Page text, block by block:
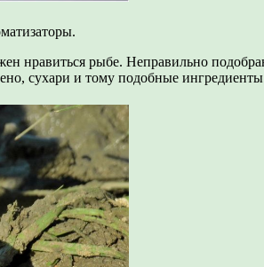
нравиться рыбе. Неправильно
сухари и тому подобные